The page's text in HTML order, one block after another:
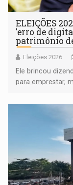
ELEIÇÕES
'erro de
patrimônio
Eleições 2026
Ele brincou
para emprestar,